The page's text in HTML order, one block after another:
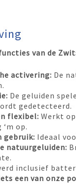
van de
activering: De
De geluiden
gedetecteerd.
flexibel: Werkt
op.
gebruik: Ideaal
natuurgeluiden:
inclusief
een van onze